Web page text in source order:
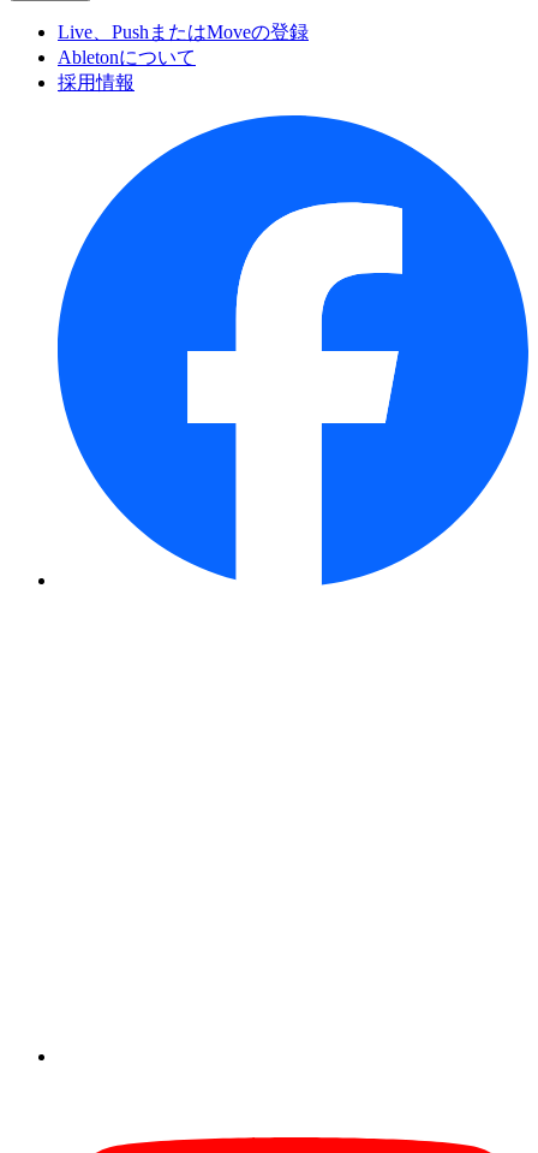
Live、PushまたはMoveの登録
Abletonについて
採用情報